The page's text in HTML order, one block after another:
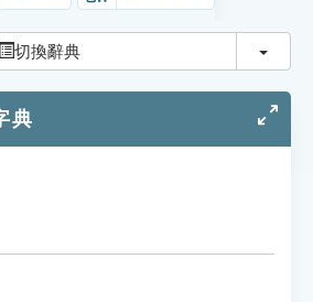
切換辭典 切換
典